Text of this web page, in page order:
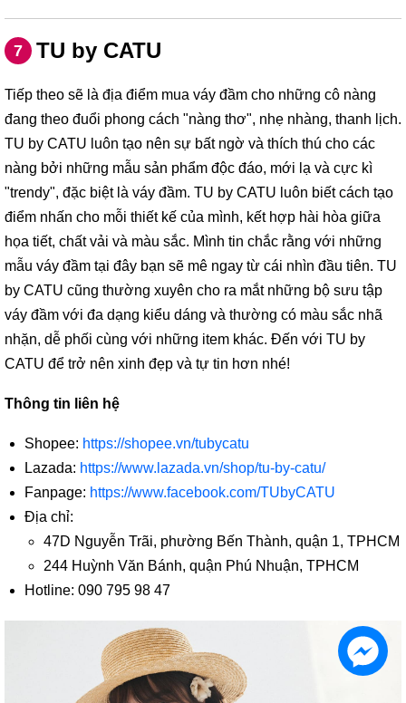
7 TU by CATU
Tiếp theo sẽ là địa điểm mua váy đầm cho những cô nàng
đang theo đuổi phong cách "nàng thơ", nhẹ nhàng, thanh lịch.
TU by CATU luôn tạo nên sự bất ngờ và thích thú cho các
nàng bởi những mẫu sản phẩm độc đáo, mới lạ và cực kì
"trendy", đặc biệt là váy đầm. TU by CATU luôn biết cách tạo
điểm nhấn cho mỗi thiết kế của mình, kết hợp hài hòa giữa
họa tiết, chất vải và màu sắc. Mình tin chắc rằng với những
mẫu váy đầm tại đây bạn sẽ mê ngay từ cái nhìn đầu tiên. TU
by CATU cũng thường xuyên cho ra mắt những bộ sưu tập
váy đầm với đa dạng kiểu dáng và thường có màu sắc nhã
nhặn, dễ phối cùng với những item khác. Đến với TU by
CATU để trở nên xinh đẹp và tự tin hơn nhé!
Thông tin liên hệ
Shopee: https://shopee.vn/tubycatu
Lazada: https://www.lazada.vn/shop/tu-by-catu/
Fanpage: https://www.facebook.com/TUbyCATU
Địa chỉ:
47D Nguyễn Trãi, phường Bến Thành, quận 1, TPHCM
244 Huỳnh Văn Bánh, quận Phú Nhuận, TPHCM
Hotline: 090 795 98 47